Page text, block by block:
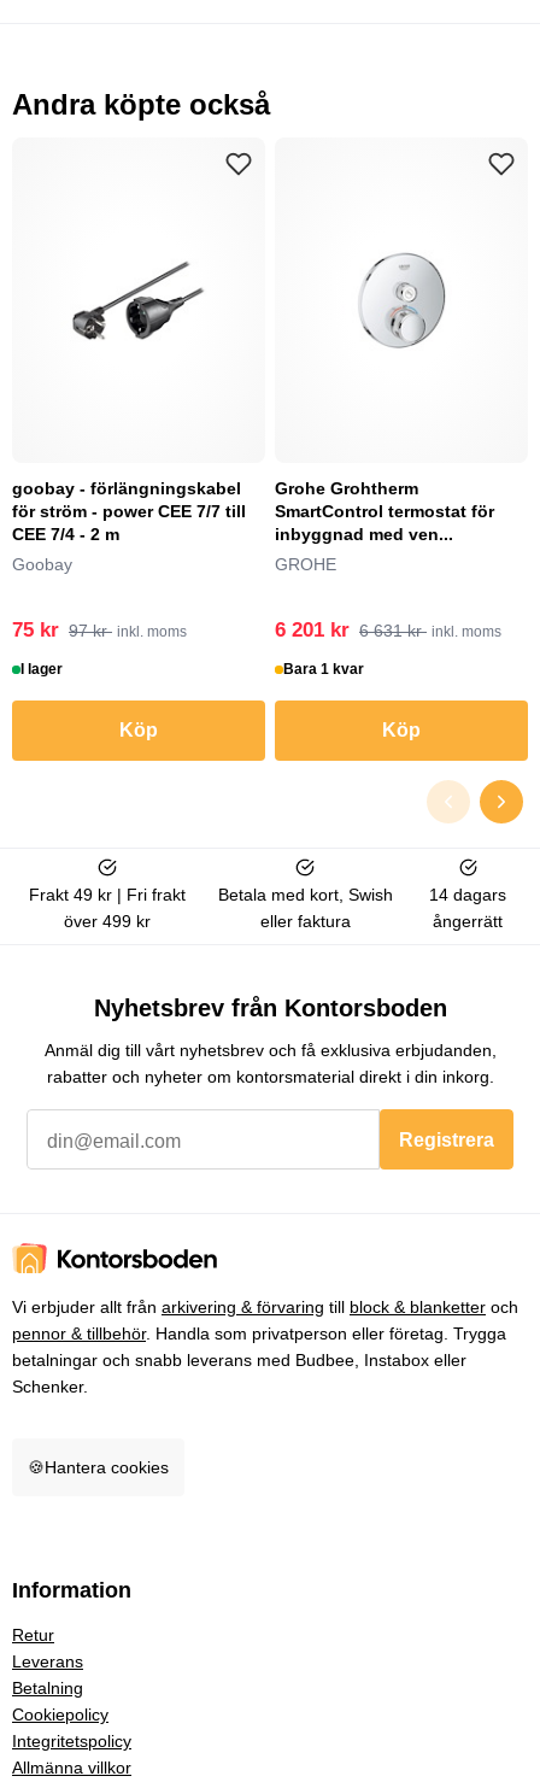
Andra köpte också
goobay - förlängningskabel
för ström - power CEE 7/7 till
CEE 7/4 - 2 m
Goobay
75 kr 97 kr inkl. moms
I lager
Köp
Grohe Grohtherm
SmartControl termostat för
inbyggnad med ven...
GROHE
6 201 kr 6 631 kr inkl. moms
Bara 1 kvar
Köp
Frakt 49 kr | Fri frakt
över 499 kr
Betala med kort, Swish
eller faktura
14 dagars
ångerrätt
Nyhetsbrev från Kontorsboden
Anmäl dig till vårt nyhetsbrev och få exklusiva erbjudanden,
rabatter och nyheter om kontorsmaterial direkt i din inkorg.
Registrera
Vi erbjuder allt från arkivering & förvaring till block & blanketter och
pennor & tillbehör. Handla som privatperson eller företag. Trygga
betalningar och snabb leverans med Budbee, Instabox eller
Schenker.
🍪Hantera cookies
Information
Retur
Leverans
Betalning
Cookiepolicy
Integritetspolicy
Allmänna villkor